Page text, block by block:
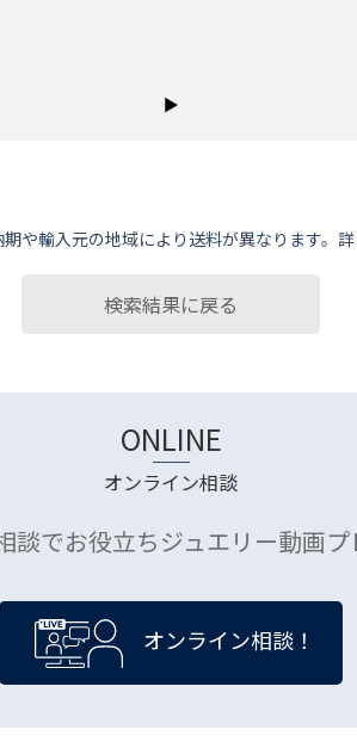
や輸⼊元の地域により送料が異なります。詳
検索結果に戻る
ONLINE
オンライン相談
談でお役立ちジュエリー動画プ
オンライン相談！